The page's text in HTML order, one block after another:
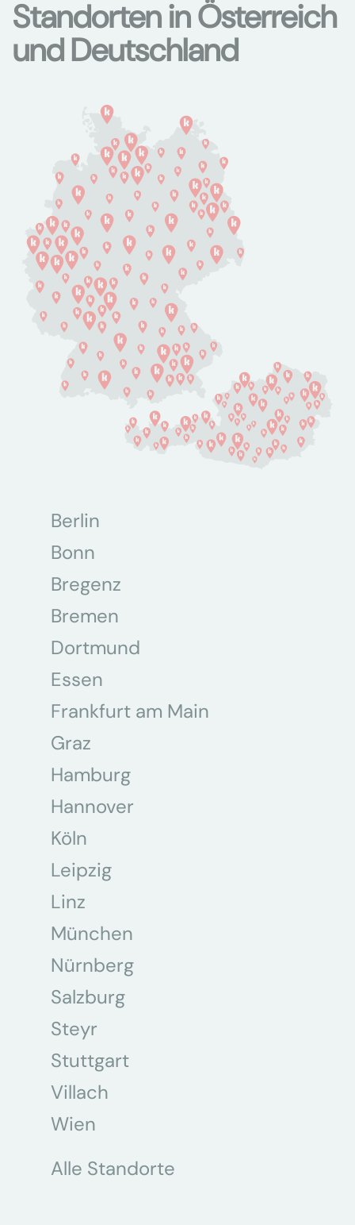
Standorten in Österreich
und Deutschland
Berlin
Bonn
Bregenz
Bremen
Dortmund
Essen
Frankfurt am Main
Graz
Hamburg
Hannover
Köln
Leipzig
Linz
München
Nürnberg
Salzburg
Steyr
Stuttgart
Villach
Wien
Alle Standorte